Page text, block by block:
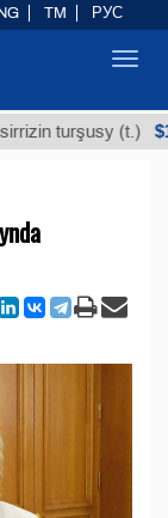
(t.) $12935,18
TM РУС